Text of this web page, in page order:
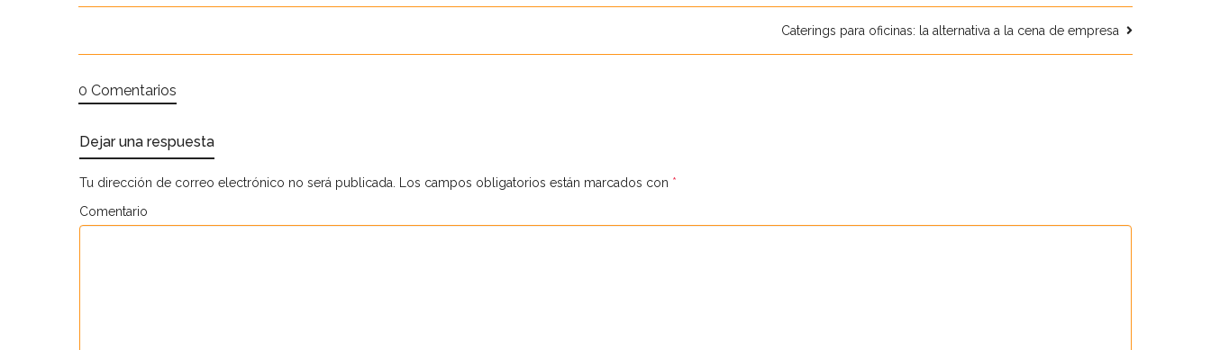
Caterings para oficinas: la alternativa a la cena de empresa
0 Comentarios
Dejar una respuesta
Tu dirección de correo electrónico no será publicada. Los campos obligatorios están marcados con *
Comentario